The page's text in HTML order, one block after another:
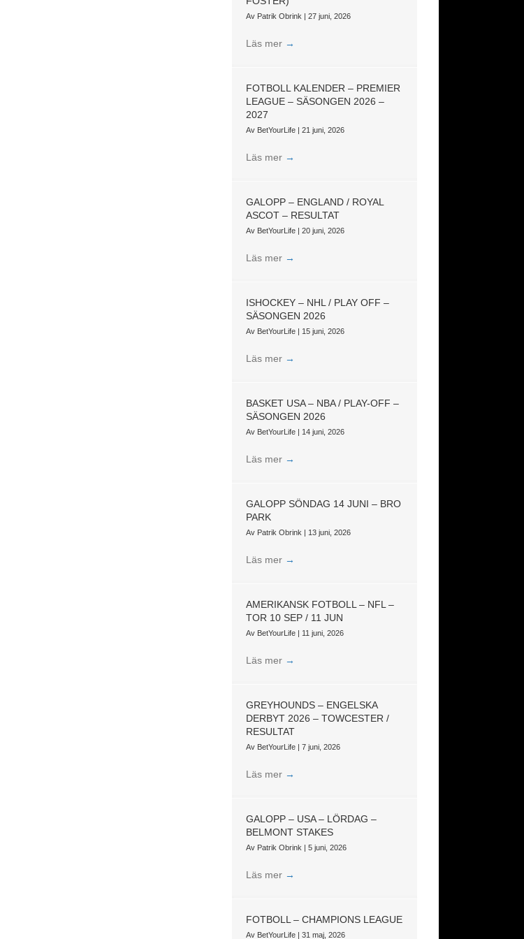
Av Patrik Obrink |27 juni, 2026
Läs mer →
FOTBOLL KALENDER – PREMIER
LEAGUE – SÄSONGEN 2026 –
2027
Av BetYourLife |21 juni, 2026
Läs mer →
GALOPP – ENGLAND / ROYAL
ASCOT – RESULTAT
Av BetYourLife |20 juni, 2026
Läs mer →
ISHOCKEY – NHL / PLAY OFF –
SÄSONGEN 2026
Av BetYourLife | 15 juni, 2026
Läs mer →
BASKET USA – NBA / PLAY-OFF –
SÄSONGEN 2026
Av BetYourLife | 14 juni, 2026
Läs mer →
GALOPP SÖNDAG 14 JUNI – BRO
PARK
Av Patrik Obrink | 13 juni, 2026
Läs mer →
AMERIKANSK FOTBOLL – NFL –
TOR 10 SEP / 11 JUN
Av BetYourLife | 11 juni, 2026
Läs mer →
GREYHOUNDS – ENGELSKA
DERBYT 2026 – TOWCESTER /
RESULTAT
Av BetYourLife |7 juni, 2026
Läs mer →
GALOPP – USA – LÖRDAG –
BELMONT STAKES
Av Patrik Obrink |5 juni, 2026
Läs mer →
FOTBOLL – CHAMPIONS LEAGUE
Av BetYourLife |31 maj, 2026